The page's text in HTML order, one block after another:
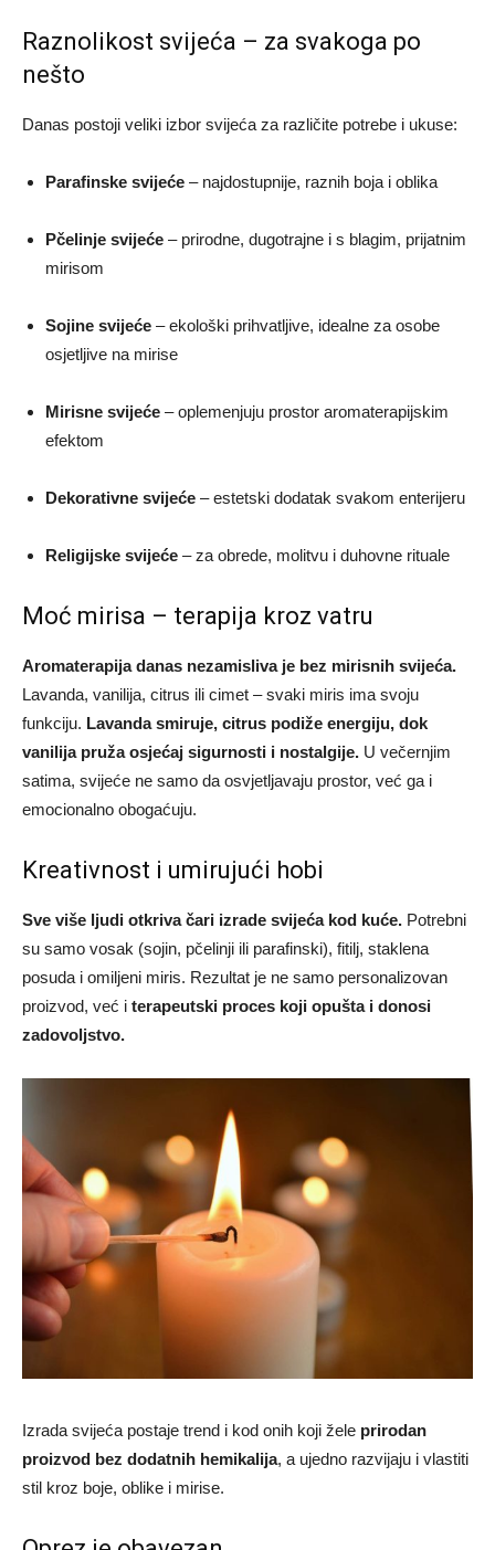
Raznolikost svijeća – za svakoga po
nešto
Danas postoji veliki izbor svijeća za različite potrebe i ukuse:
Parafinske svijeće – najdostupnije, raznih boja i oblika
Pčelinje svijeće – prirodne, dugotrajne i s blagim, prijatnim
mirisom
Sojine svijeće – ekološki prihvatljive, idealne za osobe
osjetljive na mirise
Mirisne svijeće – oplemenjuju prostor aromaterapijskim
efektom
Dekorativne svijeće – estetski dodatak svakom enterijeru
Religijske svijeće – za obrede, molitvu i duhovne rituale
Moć mirisa – terapija kroz vatru
Aromaterapija danas nezamisliva je bez mirisnih svijeća.
Lavanda, vanilija, citrus ili cimet – svaki miris ima svoju
funkciju. Lavanda smiruje, citrus podiže energiju, dok
vanilija pruža osjećaj sigurnosti i nostalgije. U večernjim
satima, svijeće ne samo da osvjetljavaju prostor, već ga i
emocionalno obogaćuju.
Kreativnost i umirujući hobi
Sve više ljudi otkriva čari izrade svijeća kod kuće. Potrebni
su samo vosak (sojin, pčelinji ili parafinski), fitilj, staklena
posuda i omiljeni miris. Rezultat je ne samo personalizovan
proizvod, već i terapeutski proces koji opušta i donosi
zadovoljstvo.
Izrada svijeća postaje trend i kod onih koji žele prirodan
proizvod bez dodatnih hemikalija, a ujedno razvijaju i vlastiti
stil kroz boje, oblike i mirise.